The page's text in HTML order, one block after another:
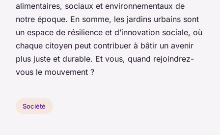
alimentaires, sociaux et environnementaux de
notre époque. En somme, les jardins urbains sont
un espace de résilience et d’innovation sociale, où
chaque citoyen peut contribuer à bâtir un avenir
plus juste et durable. Et vous, quand rejoindrez-
vous le mouvement ?
Société